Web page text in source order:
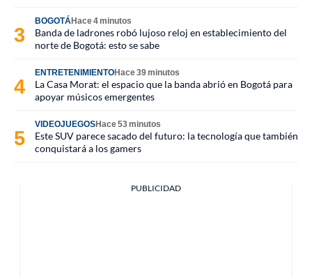
BOGOTÁHace 4 minutos
Banda de ladrones robó lujoso reloj en establecimiento del
norte de Bogotá: esto se sabe
ENTRETENIMIENTOHace 39 minutos
La Casa Morat: el espacio que la banda abrió en Bogotá para
apoyar músicos emergentes
VIDEOJUEGOSHace 53 minutos
Este SUV parece sacado del futuro: la tecnología que también
conquistará a los gamers
PUBLICIDAD